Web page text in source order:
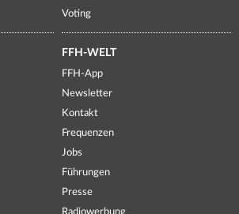
Voting
FFH-WELT
FFH-App
Newsletter
Kontakt
Frequenzen
Jobs
Führungen
Presse
Radiowerbung